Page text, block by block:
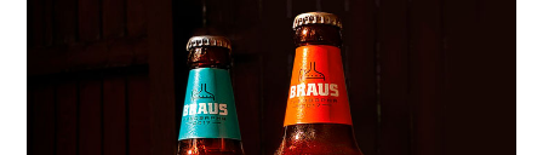
КЕЙСЫ
ФИЛОСОФИЯ
КРЕАТИВА